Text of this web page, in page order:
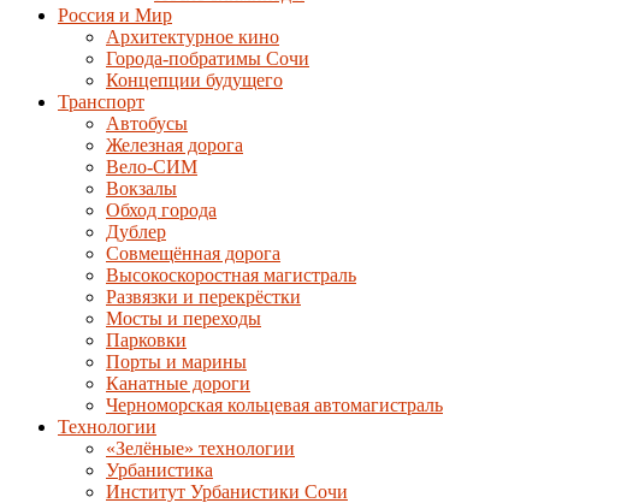
Россия и Мир
Архитектурное кино
Города-побратимы Сочи
Концепции будущего
Транспорт
Автобусы
Железная дорога
Вело-СИМ
Вокзалы
Обход города
Дублер
Совмещённая дорога
Высокоскоростная магистраль
Развязки и перекрёстки
Мосты и переходы
Парковки
Порты и марины
Канатные дороги
Черноморская кольцевая автомагистраль
Технологии
«Зелёные» технологии
Урбанистика
Институт Урбанистики Сочи